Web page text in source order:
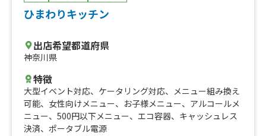
ひまわりキッチン
出店希望都道府県
神奈川県
特徴
大型イベント対応、 ケータリング対応、
メニュー組み換え
可能、 女性向けメニュー、 お子様メニュー、 アルコールメ
ニュー、 500円以下メニュー、 エコ容器、 キャッシュレス
決済、 ポータブル電源